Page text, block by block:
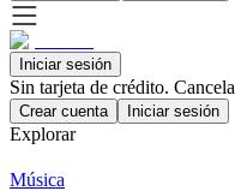
Iniciar sesión
Sin tarjeta de crédito.
Crear cuenta Iniciar sesión
Explorar
Música